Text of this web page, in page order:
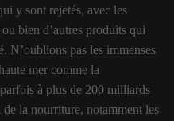
y sont rejetés, avec les
bien d’autres produits qui
N’oublions pas les immenses
mer comme la
à plus de 200 milliards
la nourriture, notamment les